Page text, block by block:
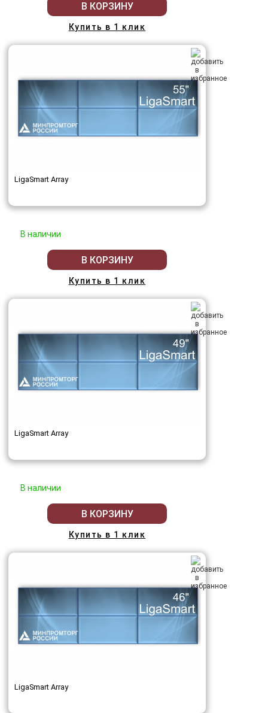
В КОРЗИНУ
Купить в 1 клик
LigaSmart Array
В наличии
В КОРЗИНУ
Купить в 1 клик
LigaSmart Array
В наличии
В КОРЗИНУ
Купить в 1 клик
LigaSmart Array